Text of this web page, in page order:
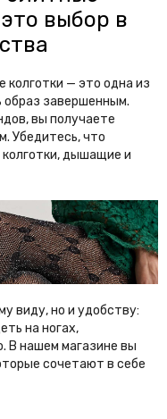
выбор в
колготки — это одна из
образ завершенным.
вы получаете
Убедитесь, что
дышащие и
виду, но и удобству:
на ногах,
В нашем магазине вы
сочетают в себе